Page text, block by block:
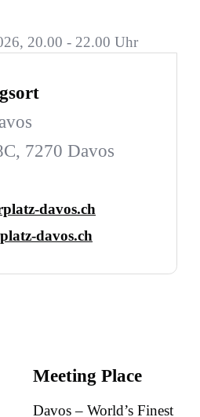
20.00 - 22.00 Uhr
7270 Davos
davos.ch
davos.ch
Meeting Place
Davos – World’s Finest